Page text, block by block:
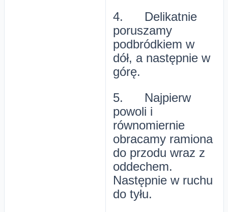
4. Delikatnie
poruszamy
podbródkiem w
dół, a następnie w
górę.
5. Najpierw
powoli i
równomiernie
obracamy ramiona
do przodu wraz z
oddechem.
Następnie w ruchu
do tyłu.